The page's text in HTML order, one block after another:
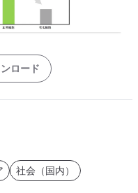
ロード
社会（国内）